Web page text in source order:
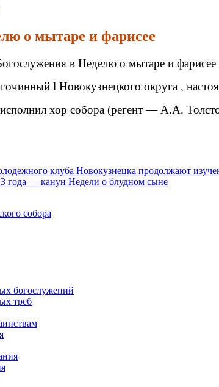
Собор Новокузнецк
о мытаре и фарисее
в Неделю о мытаре и
l Новокузнецкого округа ,
хор собора (регент — А.А.
клуба Новокузнецка продолжают
года — канун Недели о блудном сыне
собора
богослужений
треб